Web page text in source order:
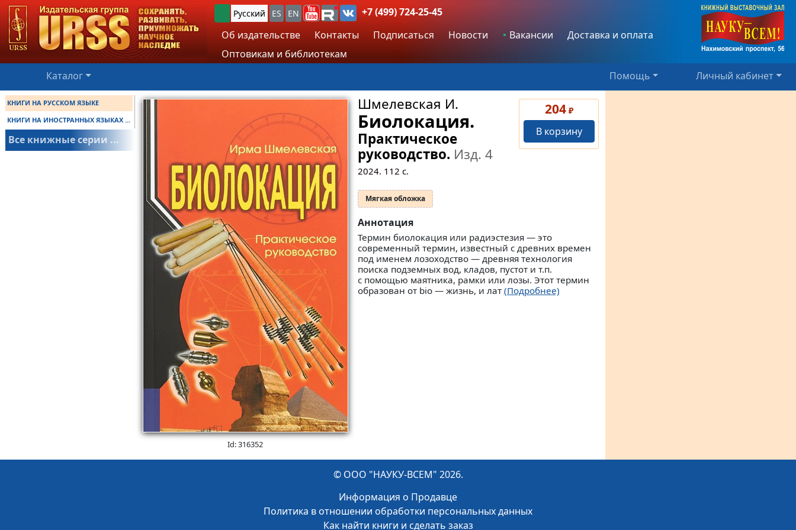
Русский ES EN
+7 (499) 724-25-45
Об издательстве
Контакты Подписаться Новости Вакансии
Доставка и оплата
Оптовикам и библиотекам
Каталог
Помощь Личный кабинет
КНИГИ НА РУССКОМ ЯЗЫКЕ
КНИГИ НА ИНОСТРАННЫХ ЯЗЫКАХ ...
Все книжные серии ...
Id: 316352
204₽
В корзину
Шмелевская И.
Биолокация.
Практическое
руководство. Изд. 4
2024. 112 с.
Мягкая обложка
Аннотация
Термин биолокация или радиэстезия — это
современный термин, известный с древних времен
под именем лозоходство — древняя технология
поиска подземных вод, кладов, пустот и т.п.
с помощью маятника, рамки или лозы. Этот термин
образован от bio — жизнь, и лат (Подробнее)
© ООО "НАУКУ-ВСЕМ" 2026.
Информация о Продавце
Политика в отношении обработки персональных данных
Как найти книги и сделать заказ